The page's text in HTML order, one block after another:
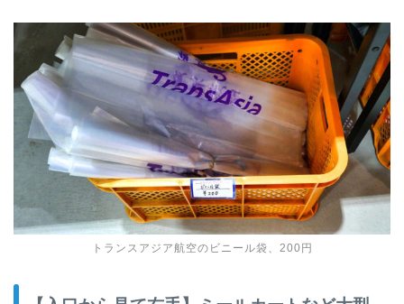
トランスアジア航空のビニール袋、200円